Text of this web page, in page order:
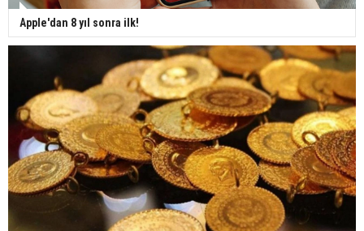
Apple'dan 8 yıl sonra ilk!